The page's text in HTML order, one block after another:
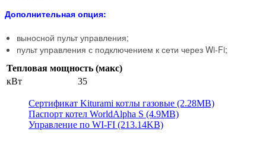
Дополнительная опция:
выносной пульт управления;
пульт управления с подключением к сети через Wi-Fi;
Тепловая мощность (макс)
кВт
35
Сертификат Kiturami котлы газовые (2.28MB)
Паспорт котел WorldAlpha S (4.9MB)
Управление по WI-FI (213.14KB)